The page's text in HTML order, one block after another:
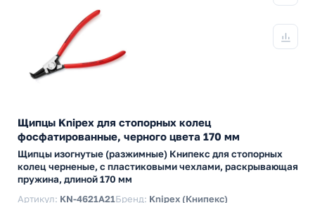
Щипцы Knipex для стопорных колец
фосфатированные, черного цвета 170 мм
Щипцы изогнутые (разжимные) Книпекс для стопорных
колец черненые, с пластиковыми чехлами, раскрывающая
пружина, длиной 170 мм
Артикул: KN-4621A21Бренд: Knipex (Книпекс)